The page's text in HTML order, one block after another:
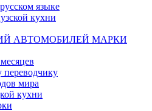
языке
кухни
АВТОМОБИЛЕЙ МАРКИ
мира
кухни